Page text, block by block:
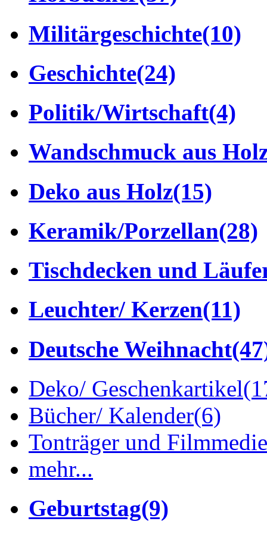
Militärgeschichte(10)
Geschichte(24)
Politik/Wirtschaft(4)
Wandschmuck aus
Deko aus Holz(15)
Keramik/Porzellan(28)
Tischdecken und
Leuchter/ Kerzen(11)
Deutsche Weihnacht
Deko/ Geschenkartikel
Bücher/ Kalender(6)
Tonträger und
mehr...
Geburtstag(9)